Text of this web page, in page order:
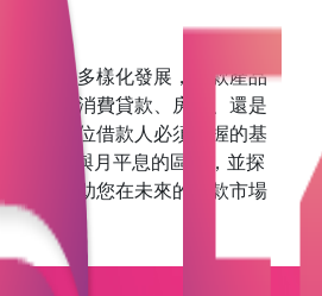
字化和多樣化發展，貸款產品
無論是消費貸款、房貸、還是
率是每位借款人必須掌握的基
析APR與月平息的區別，並探
本，幫助您在未來的貸款市場